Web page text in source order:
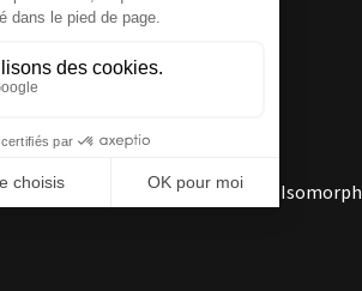
Gestion des cookies Réalisation Isomorph